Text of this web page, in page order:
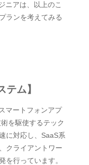
ニアは、以上のこ
ランを考えてみる
テム】
マートフォンアプ
を駆使するテック
に対応し、SaaS系
クライアントワー
を行っています。